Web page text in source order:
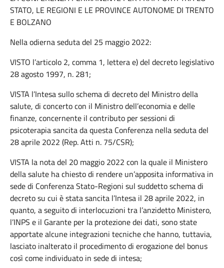
STATO, LE REGIONI E LE PROVINCE AUTONOME DI TRENTO
E BOLZANO
Nella odierna seduta del 25 maggio 2022:
VISTO l’articolo 2, comma 1, lettera e) del decreto legislativo
28 agosto 1997, n. 281;
VISTA l’Intesa sullo schema di decreto del Ministro della
salute, di concerto con il Ministro dell’economia e delle
finanze, concernente il contributo per sessioni di
psicoterapia sancita da questa Conferenza nella seduta del
28 aprile 2022 (Rep. Atti n. 75/CSR);
VISTA la nota del 20 maggio 2022 con la quale il Ministero
della salute ha chiesto di rendere un’apposita informativa in
sede di Conferenza Stato-Regioni sul suddetto schema di
decreto su cui è stata sancita l’Intesa il 28 aprile 2022, in
quanto, a seguito di interlocuzioni tra l’anzidetto Ministero,
l’INPS e il Garante per la protezione dei dati, sono state
apportate alcune integrazioni tecniche che hanno, tuttavia,
lasciato inalterato il procedimento di erogazione del bonus
così come individuato in sede di intesa;